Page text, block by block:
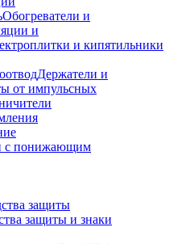
Обогреватели и
и
и кипятильники
Держатели и
от импульсных
с понижающим
защиты
защиты и знаки